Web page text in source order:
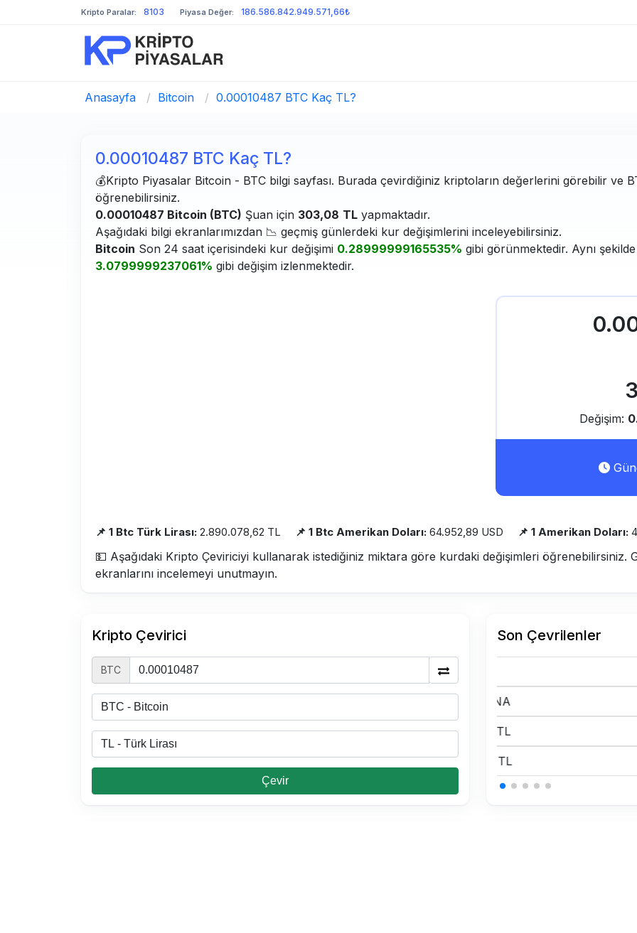
Kripto Paralar: 8103 Piyasa Değer: 186.586.842.949.571,66₺
Anasayfa / Bitcoin / 0.00010487 BTC Kaç TL?
0.00010487 BTC Kaç TL?
💰Kripto Piyasalar Bitcoin - BTC bilgi sayfası. Burada çevirdiğiniz kriptoların değerlerini görebilir ve
öğrenebilirsiniz.
0.00010487 Bitcoin (BTC) Şuan için 303,08 TL yapmaktadır.
Aşağıdaki bilgi ekranlarımızdan 📉 geçmiş günlerdeki kur değişimlerini inceleyebilirsiniz.
Bitcoin Son 24 saat içerisindeki kur değişimi 0.28999999165535% gibi görünmektedir. Aynı
3.0799999237061% gibi değişim izlenmektedir.
Değişim:
📌 1 Btc Türk Lirası: 2.890.078,62 TL 📌 1 Btc Amerikan Doları: 64.952,89 USD 📌 1 Amerikan Doları:
💵 Aşağıdaki Kripto Çeviriciyi kullanarak istediğiniz miktara göre kurdaki değişimleri öğrenebilirsiniz.
ekranlarını incelemeyi unutmayın.
Kripto Çevirici
BTC
Çevir
Son Çevrilenler